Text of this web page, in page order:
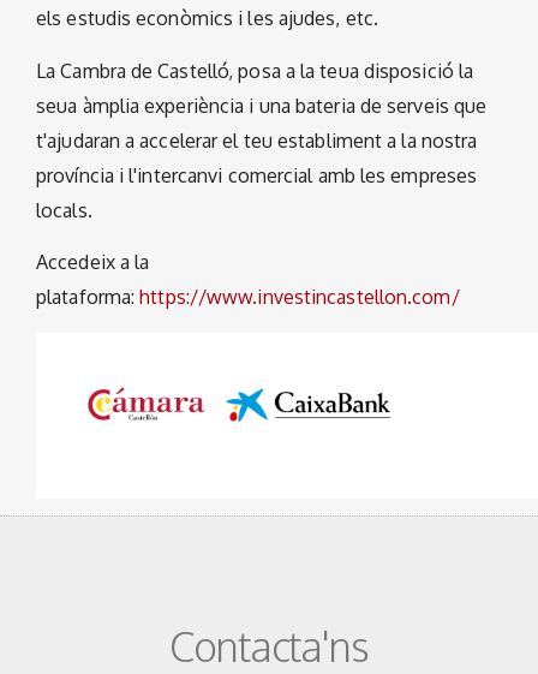
els estudis econòmics i les ajudes, etc.
La Cambra de Castelló, posa a la teua disposició la
seua àmplia experiència i una bateria de serveis que
t'ajudaran a accelerar el teu establiment a la nostra
província i l'intercanvi comercial amb les empreses
locals.
Accedeix a la
plataforma:https://www.investincastellon.com/
Contacta'ns